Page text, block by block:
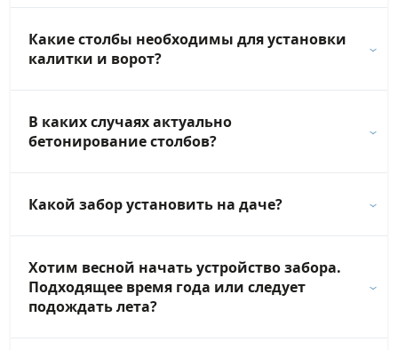
Какие столбы необходимы для установки
калитки и ворот?
В каких случаях актуально
бетонирование столбов?
Какой забор установить на даче?
Хотим весной начать устройство забора.
Подходящее время года или следует
подождать лета?